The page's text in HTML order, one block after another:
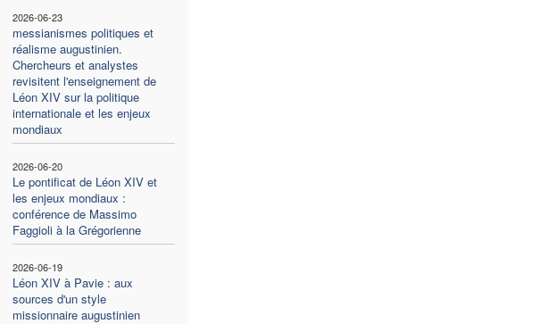
2026-06-23
messianismes politiques et
réalisme augustinien.
Chercheurs et analystes
revisitent l'enseignement de
Léon XIV sur la politique
internationale et les enjeux
mondiaux
2026-06-20
Le pontificat de Léon XIV et
les enjeux mondiaux :
conférence de Massimo
Faggioli à la Grégorienne
2026-06-19
Léon XIV à Pavie : aux
sources d'un style
missionnaire augustinien